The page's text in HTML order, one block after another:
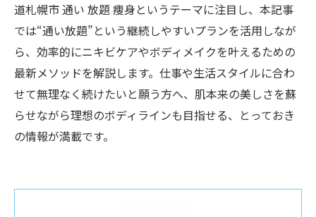
道札幌市 通い 放題 痩身というテーマに注目し、本記事
では“通い放題”という継続しやすいプランを活用しなが
ら、効率的にニキビケアやボディメイクを叶えるための
最新メソッドを解説します。仕事や生活スタイルに合わ
せて無理なく続けたいと願う方へ、肌本来の美しさを蘇
らせながら理想のボディラインも目指せる、とっておき
の情報が満載です。